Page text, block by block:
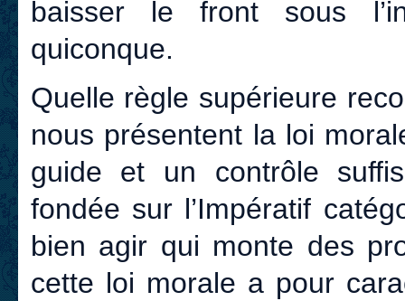
baisser le front sous
quiconque.
Quelle règle supérieure
nous présentent la loi
guide et un contrôle
fondée sur l’Impératif
bien agir qui monte des
cette loi morale a pour